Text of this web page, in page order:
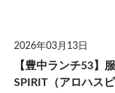
2026年03月13日
【豊中ランチ53】
SPIRIT（アロハス